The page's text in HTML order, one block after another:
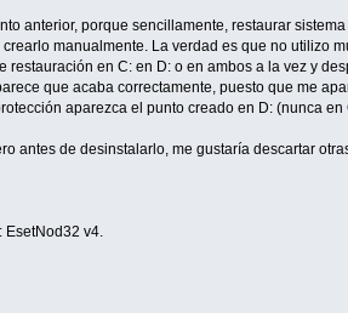
anterior, porque sencillamente, restaurar
manualmente. La verdad es que no utilizo
en C: en D: o en ambos a la vez y
que acaba correctamente, puesto que me
aparezca el punto creado en D: (nunca en
antes de desinstalarlo, me gustaría descartar
EsetNod32 v4.